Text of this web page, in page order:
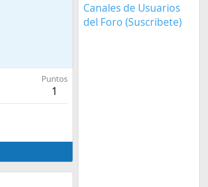
Puntos
1
Canales de Usuarios
del Foro (Suscribete)